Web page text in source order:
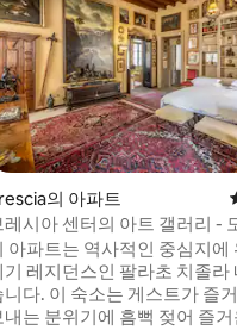
만점), 후기 50개
의 아파트
레시아 센터의 아트 갤러리 -
아파트는 역사적인 중심지에
기 레지던스인 팔라초 치졸라
니다. 이 숙소는 게스트가 즐
내는 분위기에 흠뻑 젖어 즐